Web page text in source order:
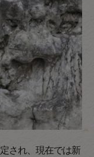
され、現在では新